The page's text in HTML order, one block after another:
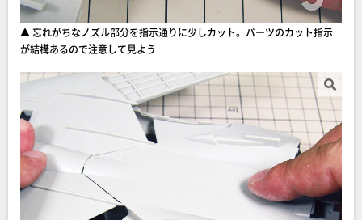
▲ 忘れがちなノズル部分を指示通りに少しカット。パーツのカット指示
が結構あるので注意して見よう